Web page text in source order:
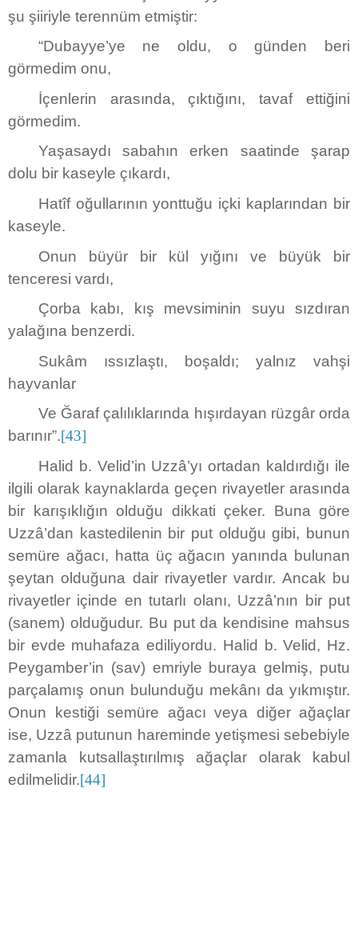
şu şiiriyle terennüm etmiştir:
“Dubayye’ye ne oldu, o günden beri
görmedim onu,
İçenlerin arasında, çıktığını, tavaf ettiğini
görmedim.
Yaşasaydı sabahın erken saatinde şarap
dolu bir kaseyle çıkardı,
Hatîf oğullarının yonttuğu içki kaplarından bir
kaseyle.
Onun büyür bir kül yığını ve büyük bir
tenceresi vardı,
Çorba kabı, kış mevsiminin suyu sızdıran
yalağına benzerdi.
Sukâm ıssızlaştı, boşaldı; yalnız vahşi
hayvanlar
Ve Ğaraf çalılıklarında hışırdayan rüzgâr orda
barınır”.[43]
Halid b. Velid’in Uzzâ’yı ortadan kaldırdığı ile
ilgili olarak kaynaklarda geçen rivayetler arasında
bir karışıklığın olduğu dikkati çeker. Buna göre
Uzzâ’dan kastedilenin bir put olduğu gibi, bunun
semüre ağacı, hatta üç ağacın yanında bulunan
şeytan olduğuna dair rivayetler vardır. Ancak bu
rivayetler içinde en tutarlı olanı, Uzzâ’nın bir put
(sanem) olduğudur. Bu put da kendisine mahsus
bir evde muhafaza ediliyordu. Halid b. Velid, Hz.
Peygamber’in (sav) emriyle buraya gelmiş, putu
parçalamış onun bulunduğu mekânı da yıkmıştır.
Onun kestiği semüre ağacı veya diğer ağaçlar
ise, Uzzâ putunun hareminde yetişmesi sebebiyle
zamanla kutsallaştırılmış ağaçlar olarak kabul
edilmelidir.[44]